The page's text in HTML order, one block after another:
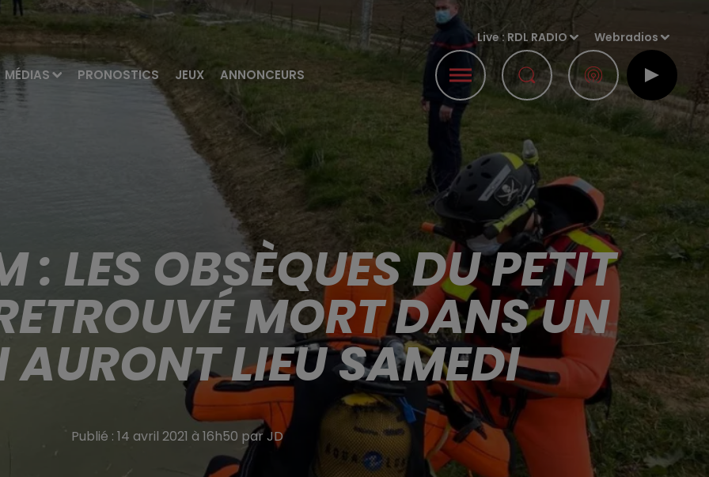
MÉDIAS PRONOSTICS JEUX ANNONCEURS
Live :RDL RADIO Webradios
: LES OBSÈQUES DU PETIT
MORT DANS UN
AURONT LIEU SAMEDI
Publié : 14 avril 2021 à 16h50 par JD